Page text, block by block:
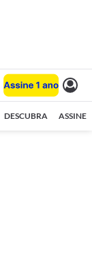
DESCUBRA ASSINE